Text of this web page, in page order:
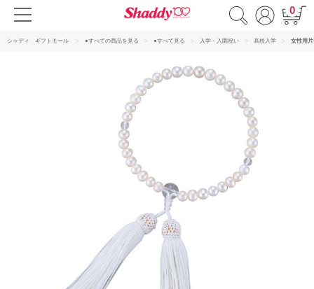
0
シャディ ギフトモール ●すべての商品を見る ●すべて見る 入学・入園祝い 高校入学 女性用